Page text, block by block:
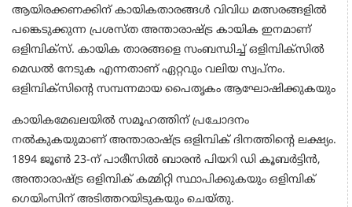
ആയിരക്കണക്കിന് കായികതാരങ്ങള്‍ വിവിധ മത്സരങ്ങളില്‍
പങ്കെടുക്കുന്ന പ്രശസ്ത അന്താരാഷ്ട്ര കായിക ഇനമാണ്
ഒളിമ്പിക്‌സ്. കായിക താരങ്ങളെ സംബന്ധിച്ച് ഒളിമ്പിക്സില്‍
മെഡല്‍ നേടുക എന്നതാണ് ഏറ്റവും വലിയ സ്വപ്‌നം.
ഒളിമ്പിക്സിന്റെ സമ്പന്നമായ പൈതൃകം ആഘോഷിക്കുകയും
കായികമേഖലയില്‍ സമൂഹത്തിന് പ്രചോദനം
നല്‍കുകയുമാണ് അന്താരാഷ്ട്ര ഒളിമ്പിക് ദിനത്തിന്റെ ലക്ഷ്യം.
1894 ജൂണ്‍ 23-ന് പാരീസില്‍ ബാരന്‍ പിയറി ഡി കൂബര്‍ട്ടിന്‍,
അന്താരാഷ്ട്ര ഒളിമ്പിക് കമ്മിറ്റി സ്ഥാപിക്കുകയും ഒളിമ്പിക്
ഗെയിംസിന് അടിത്തറയിടുകയും ചെയ്തു.